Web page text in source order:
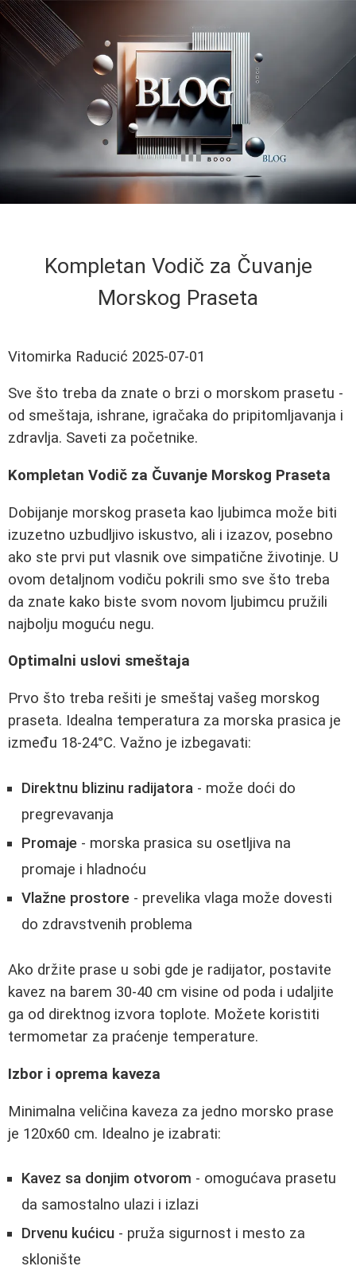
Kompletan Vodič za Čuvanje
Morskog Praseta
Vitomirka Raducić 2025-07-01
Sve što treba da znate o brzi o morskom prasetu -
od smeštaja, ishrane, igračaka do pripitomljavanja i
zdravlja. Saveti za početnike.
Kompletan Vodič za Čuvanje Morskog Praseta
Dobijanje morskog praseta kao ljubimca može biti
izuzetno uzbudljivo iskustvo, ali i izazov, posebno
ako ste prvi put vlasnik ove simpatične životinje. U
ovom detaljnom vodiču pokrili smo sve što treba
da znate kako biste svom novom ljubimcu pružili
najbolju moguću negu.
Optimalni uslovi smeštaja
Prvo što treba rešiti je smeštaj vašeg morskog
praseta. Idealna temperatura za morska prasica je
između 18-24°C. Važno je izbegavati:
Direktnu blizinu radijatora - može doći do
pregrevavanja
Promaje - morska prasica su osetljiva na
promaje i hladnoću
Vlažne prostore - prevelika vlaga može dovesti
do zdravstvenih problema
Ako držite prase u sobi gde je radijator, postavite
kavez na barem 30-40 cm visine od poda i udaljite
ga od direktnog izvora toplote. Možete koristiti
termometar za praćenje temperature.
Izbor i oprema kaveza
Minimalna veličina kaveza za jedno morsko prase
je 120x60 cm. Idealno je izabrati:
Kavez sa donjim otvorom - omogućava prasetu
da samostalno ulazi i izlazi
Drvenu kućicu - pruža sigurnost i mesto za
sklonište